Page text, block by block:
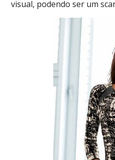
visual, podendo ser um